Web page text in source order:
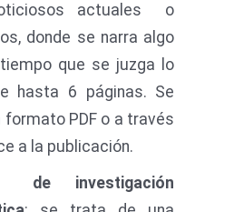
actuales o
donde se narra algo
que se juzga lo
hasta 6 páginas. Se
formato PDF o a través
a la publicación.
de investigación